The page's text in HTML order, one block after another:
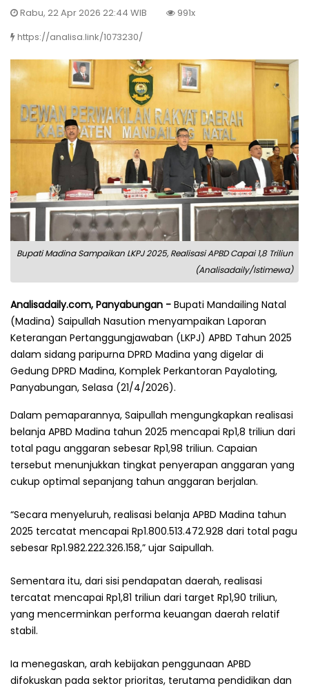
Rabu, 22 Apr 2026 22:44 WIB
991x
https://analisa.link/1073230/
Bupati Madina Sampaikan LKPJ 2025, Realisasi APBD Capai 1,8 Triliun
(Analisadaily/Istimewa)
Analisadaily.com, Panyabungan - Bupati Mandailing Natal
(Madina) Saipullah Nasution menyampaikan Laporan
Keterangan Pertanggungjawaban (LKPJ) APBD Tahun 2025
dalam sidang paripurna DPRD Madina yang digelar di
Gedung DPRD Madina, Komplek Perkantoran Payaloting,
Panyabungan, Selasa (21/4/2026).
Dalam pemaparannya, Saipullah mengungkapkan realisasi
belanja APBD Madina tahun 2025 mencapai Rp1,8 triliun dari
total pagu anggaran sebesar Rp1,98 triliun. Capaian
tersebut menunjukkan tingkat penyerapan anggaran yang
cukup optimal sepanjang tahun anggaran berjalan.
‎“Secara menyeluruh, realisasi belanja APBD Madina tahun
2025 tercatat mencapai Rp1.800.513.472.928 dari total pagu
sebesar Rp1.982.222.326.158,” ujar Saipullah.
‎Sementara itu, dari sisi pendapatan daerah, realisasi
tercatat mencapai Rp1,81 triliun dari target Rp1,90 triliun,
yang mencerminkan performa keuangan daerah relatif
stabil.
‎Ia menegaskan, arah kebijakan penggunaan APBD
difokuskan pada sektor prioritas, terutama pendidikan dan